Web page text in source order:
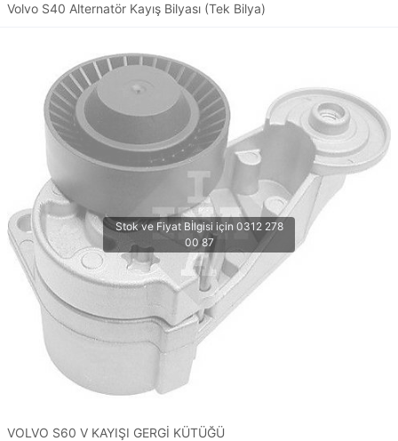
Volvo S40 Alternatör Kayış Bilyası (Tek Bilya)
VOLVO S60 V KAYIŞI GERGİ KÜTÜĞÜ